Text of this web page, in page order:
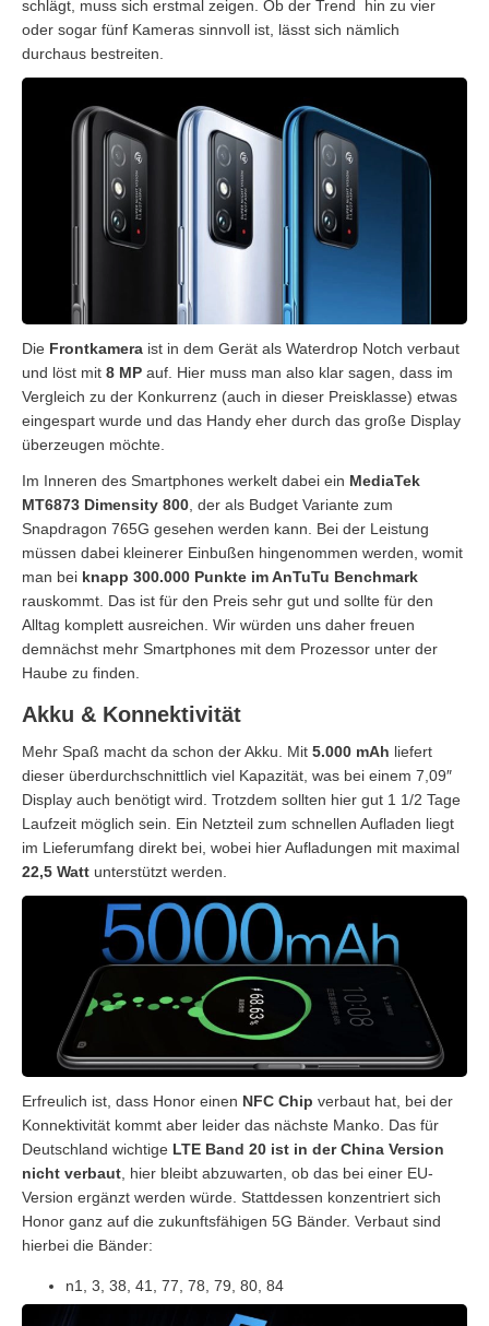
schlägt, muss sich erstmal zeigen. Ob der Trend hin zu vier
oder sogar fünf Kameras sinnvoll ist, lässt sich nämlich
durchaus bestreiten.
Die Frontkamera ist in dem Gerät als Waterdrop Notch verbaut
und löst mit 8 MP auf. Hier muss man also klar sagen, dass im
Vergleich zu der Konkurrenz (auch in dieser Preisklasse) etwas
eingespart wurde und das Handy eher durch das große Display
überzeugen möchte.
Im Inneren des Smartphones werkelt dabei ein MediaTek
MT6873 Dimensity 800 , der als Budget Variante zum
Snapdragon 765G gesehen werden kann. Bei der Leistung
müssen dabei kleinerer Einbußen hingenommen werden, womit
man bei knapp 300.000 Punkte im AnTuTu Benchmark
rauskommt. Das ist für den Preis sehr gut und sollte für den
Alltag komplett ausreichen. Wir würden uns daher freuen
demnächst mehr Smartphones mit dem Prozessor unter der
Haube zu finden.
Akku & Konnektivität
Mehr Spaß macht da schon der Akku. Mit 5.000 mAh liefert
dieser überdurchschnittlich viel Kapazität, was bei einem 7,09″
Display auch benötigt wird. Trotzdem sollten hier gut 1 1/2 Tage
Laufzeit möglich sein. Ein Netzteil zum schnellen Aufladen liegt
im Lieferumfang direkt bei, wobei hier Aufladungen mit maximal
22,5 Watt unterstützt werden.
Erfreulich ist, dass Honor einen NFC Chip verbaut hat, bei der
Konnektivität kommt aber leider das nächste Manko. Das für
Deutschland wichtige LTE Band 20 ist in der China Version
nicht verbaut, hier bleibt abzuwarten, ob das bei einer EU-
Version ergänzt werden würde. Stattdessen konzentriert sich
Honor ganz auf die zukunftsfähigen 5G Bänder. Verbaut sind
hierbei die Bänder:
n1, 3, 38, 41, 77, 78, 79, 80, 84